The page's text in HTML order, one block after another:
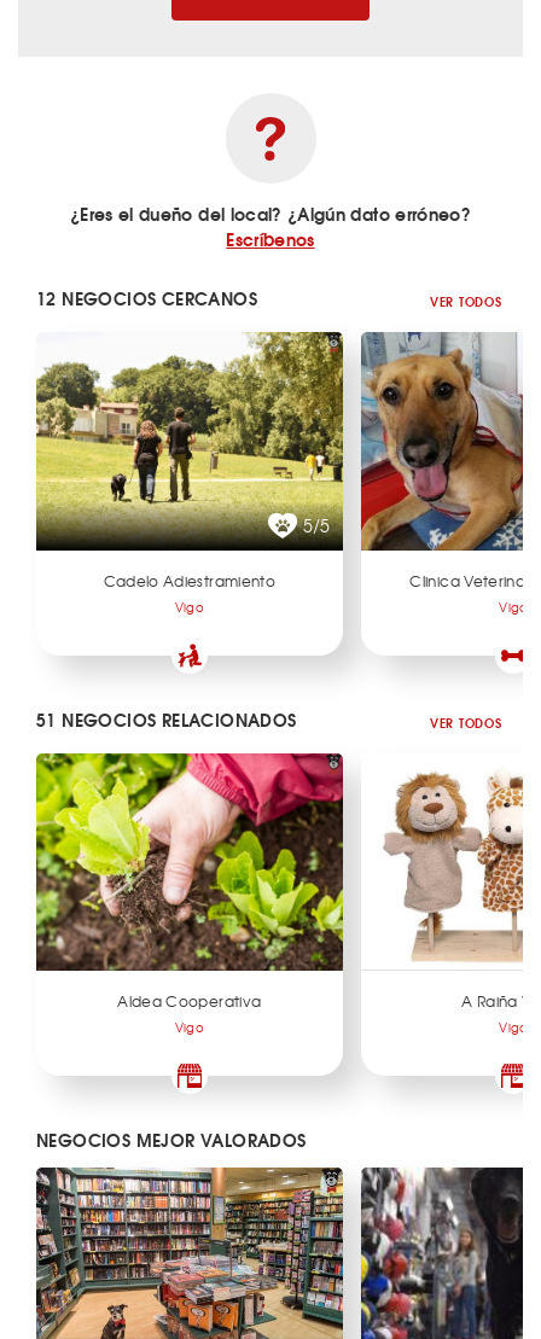
¿Eres el dueño del local? ¿Algún dato erróneo?
Escríbenos
12 NEGOCIOS CERCANOS VER TODOS
5/5
Cadelo Adiestramiento
Vigo
Clinica
Vigo
51 NEGOCIOS RELACIONADOS VER TODOS
Aldea Cooperativa
Vigo
A Raiña
Vigo
NEGOCIOS MEJOR VALORADOS